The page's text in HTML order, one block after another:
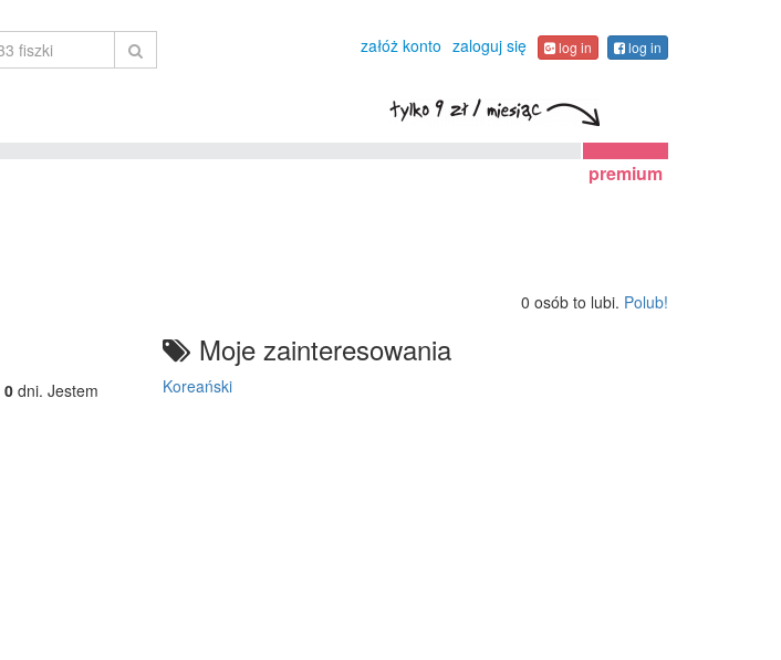
załóż konto zaloguj się log in log in
premium
0 osób to lubi. Polub!
0 dni. Jestem
Moje zainteresowania
Koreański